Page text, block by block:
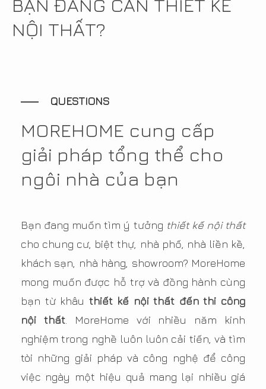
BẠN ĐANG CẦN THIẾT KẾ
NỘI THẤT?
QUESTIONS
MOREHOME cung cấp
giải pháp tổng thể cho
ngôi nhà của bạn
Bạn đang muốn tìm ý tưởng thiết kế nội thất
cho chung cư, biệt thự, nhà phố, nhà liền kề,
khách sạn, nhà hàng, showroom? MoreHome
mong muốn được hỗ trợ và đồng hành cùng
bạn từ khâu thiết kế nội thất đến thi công
nội thất. MoreHome với nhiều năm kinh
nghiệm trong nghề luôn luôn cải tiến, và tìm
tòi những giải pháp và công nghệ để công
việc ngày một hiệu quả mang lại nhiều giá